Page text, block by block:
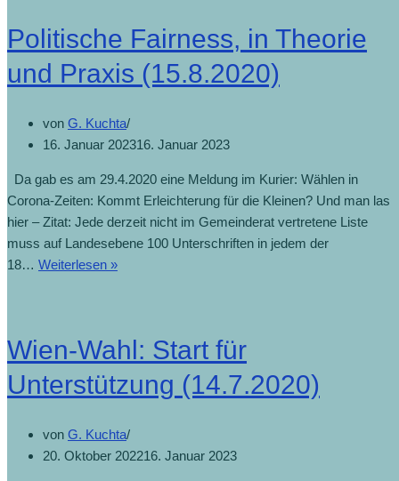
Politische Fairness, in Theorie
und Praxis (15.8.2020)
von G. Kuchta
16. Januar 202316. Januar 2023
Da gab es am 29.4.2020 eine Meldung im Kurier: Wählen in
Corona-Zeiten: Kommt Erleichterung für die Kleinen? Und man las
hier – Zitat: Jede derzeit nicht im Gemeinderat vertretene Liste
muss auf Landesebene 100 Unterschriften in jedem der
18… Weiterlesen »
Wien-Wahl: Start für
Unterstützung (14.7.2020)
von G. Kuchta
20. Oktober 202216. Januar 2023